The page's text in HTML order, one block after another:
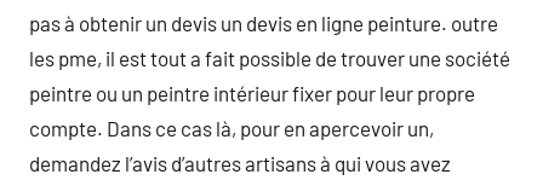
pas à obtenir un devis un devis en ligne peinture. outre
les pme, il est tout a fait possible de trouver une société
peintre ou un peintre intérieur fixer pour leur propre
compte. Dans ce cas là, pour en apercevoir un,
demandez l’avis d’autres artisans à qui vous avez